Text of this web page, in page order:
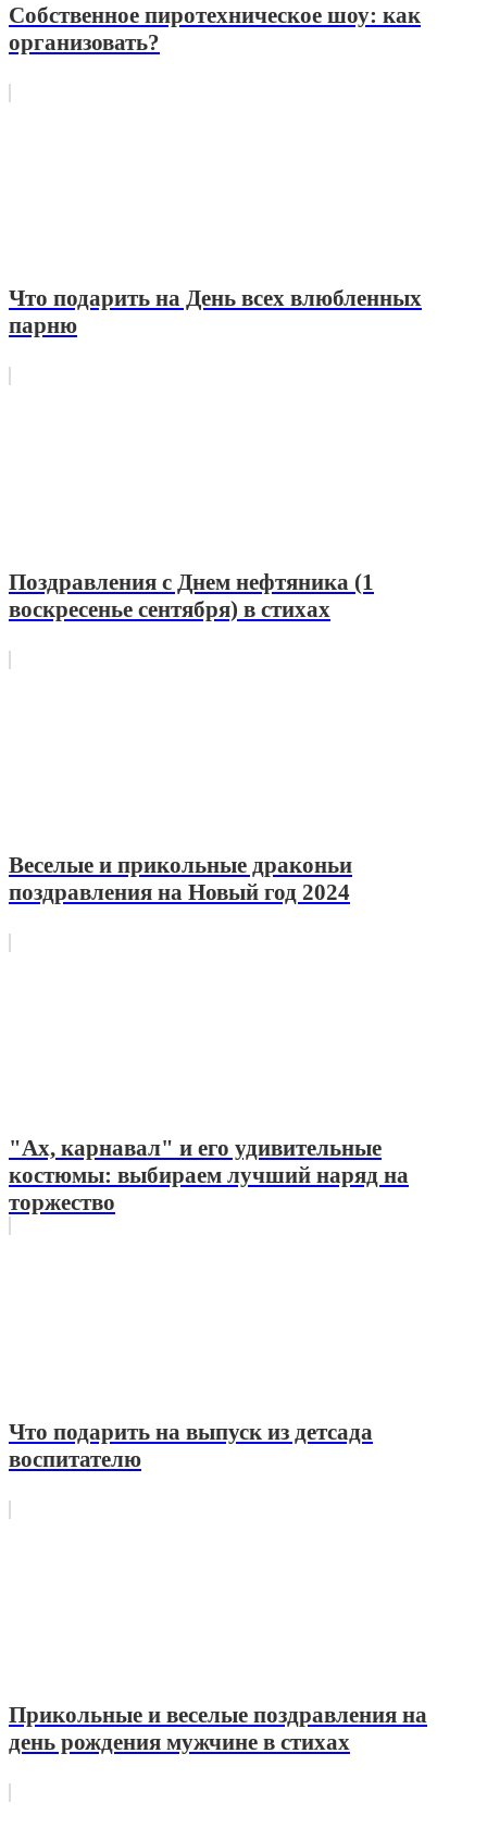
Собственное пиротехническое шоу: как
организовать?
Что подарить на День всех влюбленных
парню
Поздравления с Днем нефтяника (1
воскресенье сентября) в стихах
Веселые и прикольные драконьи
поздравления на Новый год 2024
"Ах, карнавал" и его удивительные
костюмы: выбираем лучший наряд на
торжество
Что подарить на выпуск из детсада
воспитателю
Прикольные и веселые поздравления на
день рождения мужчине в стихах